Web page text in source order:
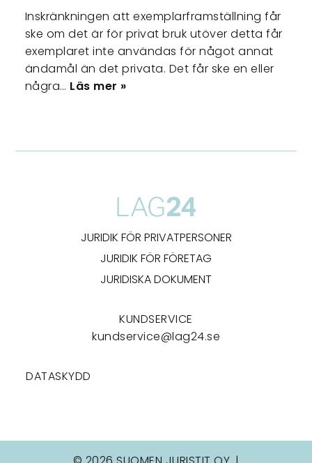
Inskränkningen att exemplarframställning får
ske om det är för privat bruk utöver detta får
exemplaret inte användas för något annat
ändamål än det privata. Det får ske en eller
några… Läs mer »
JURIDIK FÖR PRIVATPERSONER
JURIDIK FÖR FÖRETAG
JURIDISKA DOKUMENT
KUNDSERVICE
kundservice@lag24.se
DATASKYDD